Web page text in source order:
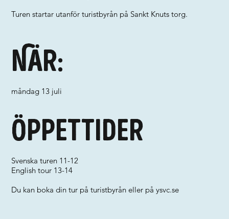
Turen startar utanför turistbyrån på Sankt Knuts torg.
När:
måndag 13 juli
Öppettider
Svenska turen 11-12
English tour 13-14
Du kan boka din tur på turistbyrån eller på ysvc.se